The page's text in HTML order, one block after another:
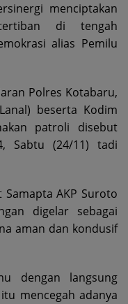
menciptakan
di tengah
alias Pemilu
Polres Kotabaru,
beserta Kodim
patroli disebut
Sabtu (24/11) tadi
AKP Suroto
digelar sebagai
aman dan kondusif
dengan langsung
mencegah adanya